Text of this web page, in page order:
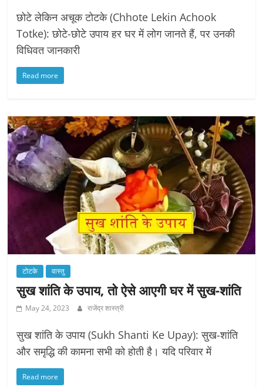
छोटे लेकिन अचूक टोटके (Chhote Lekin Achook
Totke): छोटे-छोटे उपाय हर घर में लोग जानते हैं, पर उनकी
विधिवत जानकारी
Read more
टोटके वास्तु
सुख शांति के उपाय, तो ऐसे आएगी घर में सुख-शांति
May 24, 2023 राजेंद्र शास्त्री
सुख शांति के उपाय (Sukh Shanti Ke Upay): सुख-शांति
और समृद्धि की कामना सभी को होती है। यदि परिवार में
Read more